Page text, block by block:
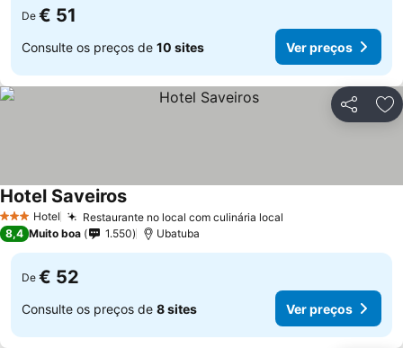
De € 51
Consulte os preços de 10 sites Ver preços
Partilhar
3 EstrelasHotel Restaurante no local com culinária local
Hotel Saveiros
8,4 Muito boa 1.550 Ubatuba
De € 52
Consulte os preços de 8 sites Ver preços